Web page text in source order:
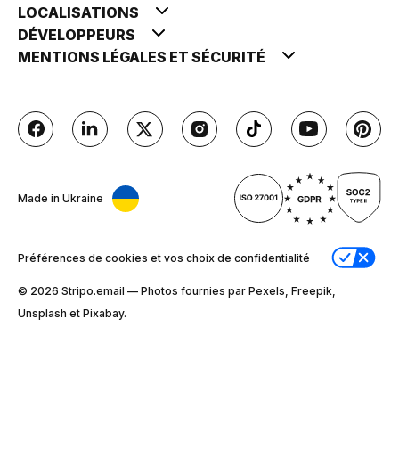
LOCALISATIONS
DÉVELOPPEURS
MENTIONS LÉGALES ET SÉCURITÉ
Made in Ukraine
Préférences de cookies et vos choix de confidentialité
© 2026 Stripо.email — Photos fournies par Pexels, Freepik,
Unsplash et Pixabay.